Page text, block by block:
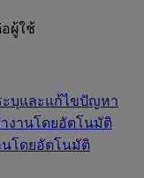
ผู้ใช้
ะบุและแก้ไขปัญหา
งานโดยอัตโนมัติ
นโดยอัตโนมัติ